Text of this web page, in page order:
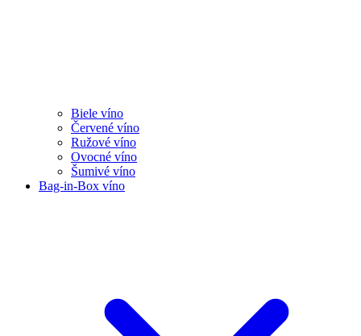
Biele víno
Červené víno
Ružové víno
Ovocné víno
Šumivé víno
Bag-in-Box víno